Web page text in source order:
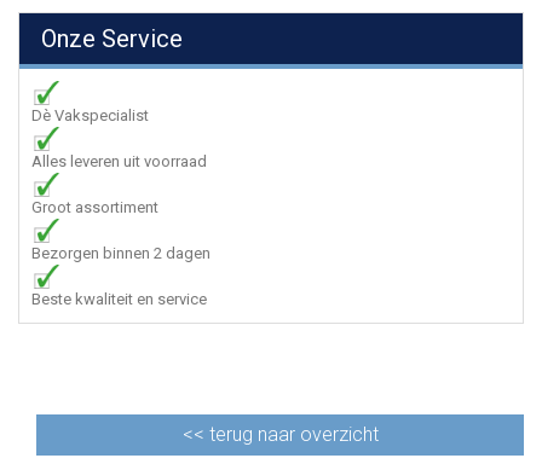
Onze Service
Dè Vakspecialist
Alles leveren uit voorraad
Groot assortiment
Bezorgen binnen 2 dagen
Beste kwaliteit en service
<< terug naar overzicht